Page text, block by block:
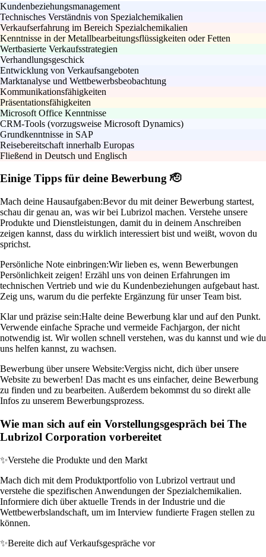
Kundenbeziehungsmanagement
Technisches Verständnis von Spezialchemikalien
Verkaufserfahrung im Bereich Spezialchemikalien
Kenntnisse in der Metallbearbeitungsflüssigkeiten oder Fetten
Wertbasierte Verkaufsstrategien
Verhandlungsgeschick
Entwicklung von Verkaufsangeboten
Marktanalyse und Wettbewerbsbeobachtung
Kommunikationsfähigkeiten
Präsentationsfähigkeiten
Microsoft Office Kenntnisse
CRM-Tools (vorzugsweise Microsoft Dynamics)
Grundkenntnisse in SAP
Reisebereitschaft innerhalb Europas
Fließend in Deutsch und Englisch
Einige Tipps für deine Bewerbung 🫡
Mach deine Hausaufgaben:Bevor du mit deiner Bewerbung startest,
schau dir genau an, was wir bei Lubrizol machen. Verstehe unsere
Produkte und Dienstleistungen, damit du in deinem Anschreiben
zeigen kannst, dass du wirklich interessiert bist und weißt, wovon du
sprichst.
Persönliche Note einbringen:Wir lieben es, wenn Bewerbungen
Persönlichkeit zeigen! Erzähl uns von deinen Erfahrungen im
technischen Vertrieb und wie du Kundenbeziehungen aufgebaut hast.
Zeig uns, warum du die perfekte Ergänzung für unser Team bist.
Klar und präzise sein:Halte deine Bewerbung klar und auf den Punkt.
Verwende einfache Sprache und vermeide Fachjargon, der nicht
notwendig ist. Wir wollen schnell verstehen, was du kannst und wie du
uns helfen kannst, zu wachsen.
Bewerbung über unsere Website:Vergiss nicht, dich über unsere
Website zu bewerben! Das macht es uns einfacher, deine Bewerbung
zu finden und zu bearbeiten. Außerdem bekommst du so direkt alle
Infos zu unserem Bewerbungsprozess.
Wie man sich auf ein Vorstellungsgespräch bei The
Lubrizol Corporation vorbereitet
✨Verstehe die Produkte und den Markt
Mach dich mit dem Produktportfolio von Lubrizol vertraut und
verstehe die spezifischen Anwendungen der Spezialchemikalien.
Informiere dich über aktuelle Trends in der Industrie und die
Wettbewerbslandschaft, um im Interview fundierte Fragen stellen zu
können.
✨Bereite dich auf Verkaufsgespräche vor